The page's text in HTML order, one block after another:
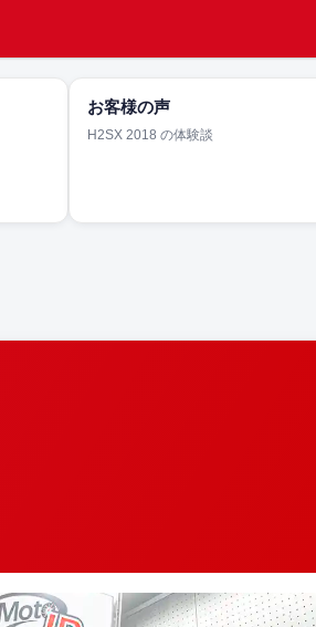
お客様の声
H2SX 2018 の体験談